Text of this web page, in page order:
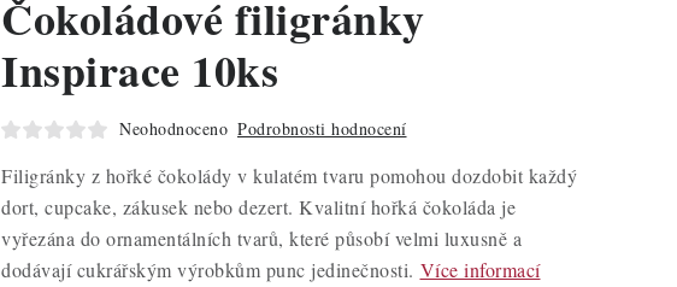
Čokoládové filigránky
Inspirace 10ks
Neohodnoceno Podrobnosti hodnocení
Filigránky z hořké čokolády v kulatém tvaru pomohou dozdobit každý
dort, cupcake, zákusek nebo dezert. Kvalitní hořká čokoláda je
vyřezána do ornamentálních tvarů, které působí velmi luxusně a
dodávají cukrářským výrobkům punc jedinečnosti. Více informací